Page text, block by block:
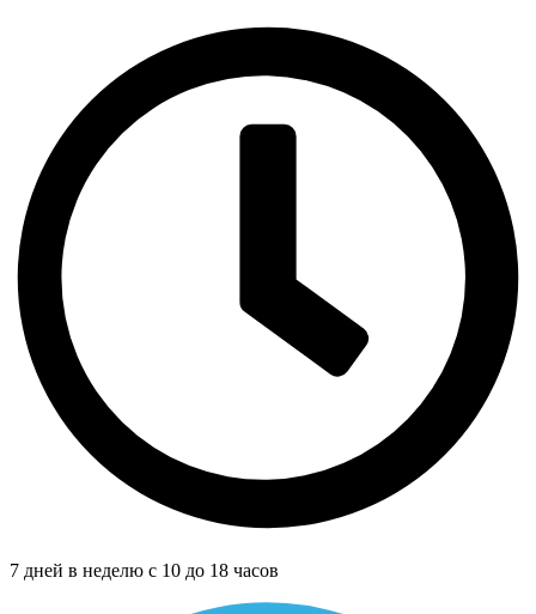
7 дней в неделю с 10 до 18 часов